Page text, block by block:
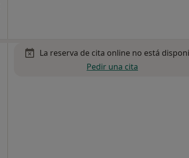
La reserva de cita online no está
Pedir una cita